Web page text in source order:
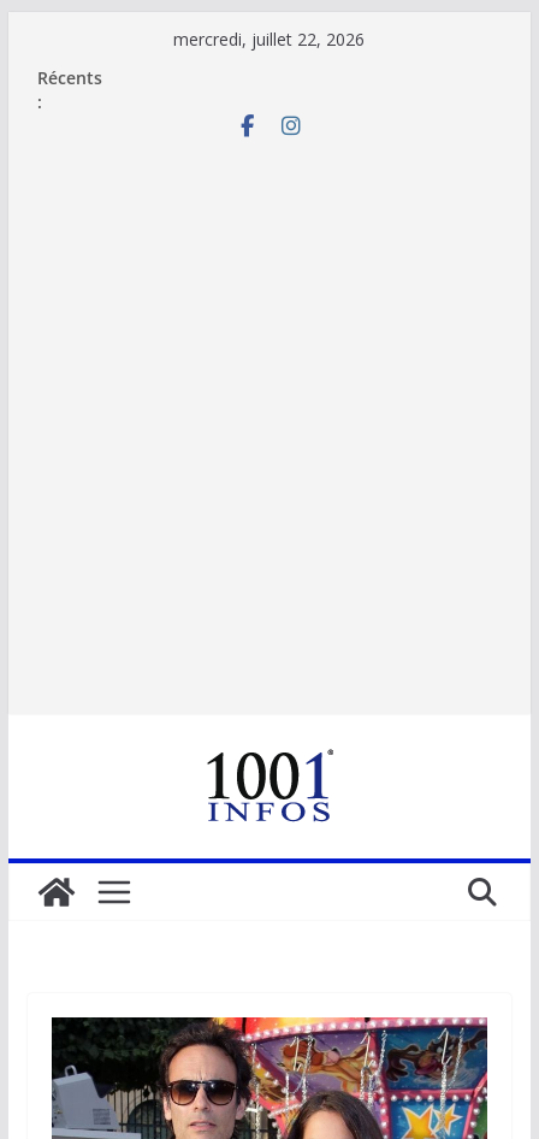
contenu
mercredi, juillet 22, 2026
Récents
: